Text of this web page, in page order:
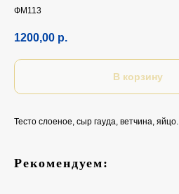
ФМ113
1200,00 р.
В корзину
Тесто слоеное, сыр гауда, ветчина, яйцо.
Рекомендуем: